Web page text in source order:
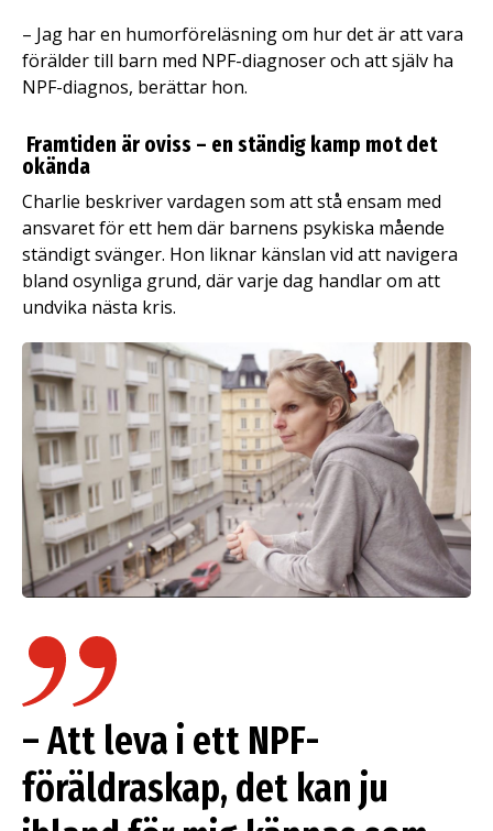
– Jag har en humorföreläsning om hur det är att vara
förälder till barn med NPF-diagnoser och att själv ha
NPF-diagnos, berättar hon.
Framtiden är oviss – en ständig kamp mot det
okända
Charlie beskriver vardagen som att stå ensam med
ansvaret för ett hem där barnens psykiska mående
ständigt svänger. Hon liknar känslan vid att navigera
bland osynliga grund, där varje dag handlar om att
undvika nästa kris.
– Att leva i ett NPF-
föräldraskap, det kan ju